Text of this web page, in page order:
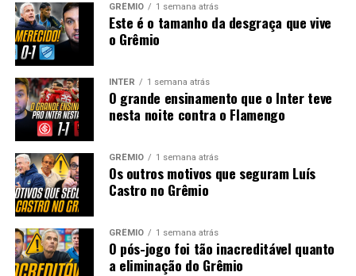
GRÊMIO 1 semana atrás
Este é o tamanho da desgraça que vive
o Grêmio
INTER 1 semana atrás
O grande ensinamento que o Inter teve
nesta noite contra o Flamengo
GRÊMIO 1 semana atrás
Os outros motivos que seguram Luís
Castro no Grêmio
GRÊMIO 1 semana atrás
O pós-jogo foi tão inacreditável quanto
a eliminação do Grêmio